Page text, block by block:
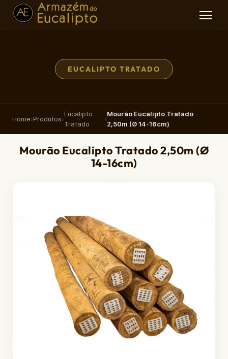
EUCALIPTO TRATADO
Home›Produtos›
Eucalipto
Tratado
›
Mourão Eucalipto Tratado
2,50m (Ø 14-16cm)
Mourão Eucalipto Tratado 2,50m (Ø
14-16cm)